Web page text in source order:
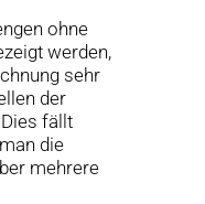
ohne
werden,
sehr
der
fällt
die
mehrere